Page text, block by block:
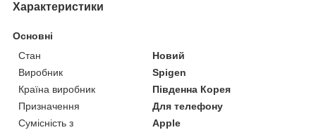
Характеристики
Основні
Стан
Новий
Виробник
Spigen
Країна виробник
Південна Корея
Призначення
Для телефону
Сумісність з
Apple